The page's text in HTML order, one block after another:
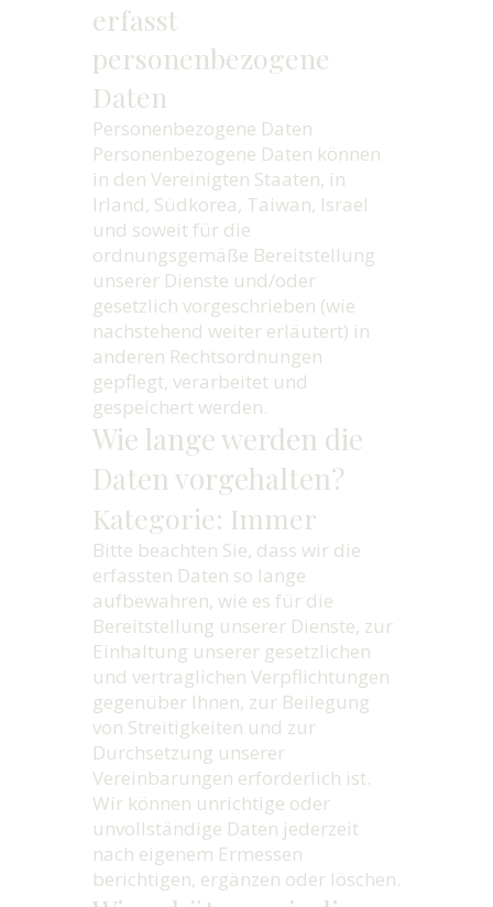
erfasst
personenbezogene
Daten
Personenbezogene Daten
Personenbezogene Daten können
in den Vereinigten Staaten, in
Irland, Südkorea, Taiwan, Israel
und soweit für die
ordnungsgemäße Bereitstellung
unserer Dienste und/oder
gesetzlich vorgeschrieben (wie
nachstehend weiter erläutert) in
anderen Rechtsordnungen
gepflegt, verarbeitet und
gespeichert werden.
Wie lange werden die
Daten vorgehalten?
Kategorie: Immer
Bitte beachten Sie, dass wir die
erfassten Daten so lange
aufbewahren, wie es für die
Bereitstellung unserer Dienste, zur
Einhaltung unserer gesetzlichen
und vertraglichen Verpflichtungen
gegenüber Ihnen, zur Beilegung
von Streitigkeiten und zur
Durchsetzung unserer
Vereinbarungen erforderlich ist.
Wir können unrichtige oder
unvollständige Daten jederzeit
nach eigenem Ermessen
berichtigen, ergänzen oder löschen.